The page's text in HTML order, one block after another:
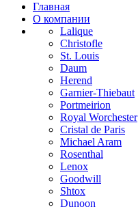
Главная
О компании
Lalique
Christofle
St. Louis
Daum
Herend
Garnier-Thiebaut
Portmeirion
Royal Worchester
Cristal de Paris
Michael Aram
Rosenthal
Lenox
Goodwill
Shtox
Dunoon